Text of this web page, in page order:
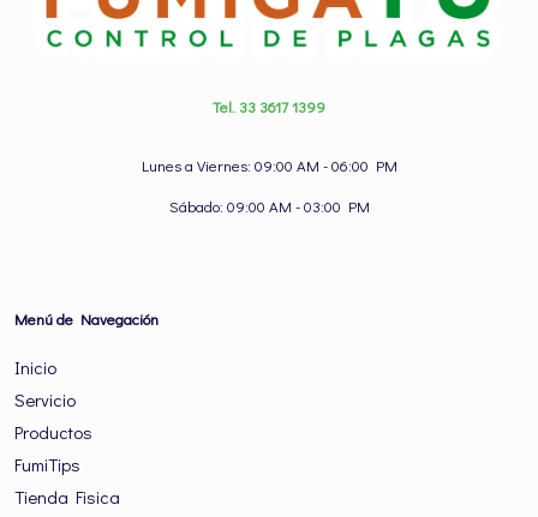
Tel. 33 3617 1399
Lunes a Viernes: 09:00 AM - 06:00 PM
Sábado: 09:00 AM - 03:00 PM
Menú de Navegación
Inicio
Servicio
Productos
FumiTips
Tienda Fisica